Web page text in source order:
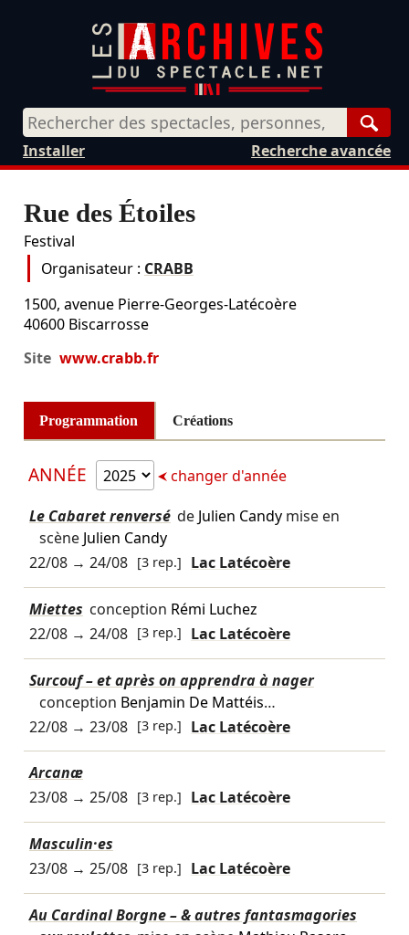
Recherche avancée
Installer
Rue des Étoiles
Festival
Organisateur : CRABB
1500, avenue Pierre-Georges-Latécoère
40600 Biscarrosse
Site www.crabb.fr
Programmation Créations
ANNÉE changer d'année
Le Cabaret renversé de Julien Candymise en
scène Julien Candy
22/08→ 24/08 [3 rep.] Lac Latécoère
Miettes conception Rémi Luchez
22/08→ 24/08 [3 rep.] Lac Latécoère
Surcouf – et après on apprendra à nager
conception Benjamin De Mattéis…
22/08→ 23/08 [3 rep.] Lac Latécoère
Arcanæ
23/08→ 25/08 [3 rep.] Lac Latécoère
Masculin·es
23/08→ 25/08 [3 rep.] Lac Latécoère
Au Cardinal Borgne – & autres fantasmagories